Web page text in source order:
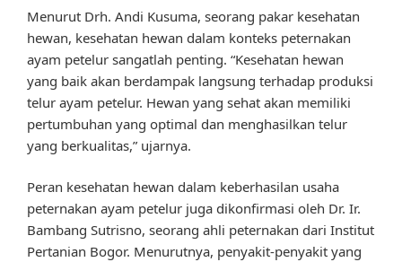
Menurut Drh. Andi Kusuma, seorang pakar kesehatan
hewan, kesehatan hewan dalam konteks peternakan
ayam petelur sangatlah penting. “Kesehatan hewan
yang baik akan berdampak langsung terhadap produksi
telur ayam petelur. Hewan yang sehat akan memiliki
pertumbuhan yang optimal dan menghasilkan telur
yang berkualitas,” ujarnya.
Peran kesehatan hewan dalam keberhasilan usaha
peternakan ayam petelur juga dikonfirmasi oleh Dr. Ir.
Bambang Sutrisno, seorang ahli peternakan dari Institut
Pertanian Bogor. Menurutnya, penyakit-penyakit yang